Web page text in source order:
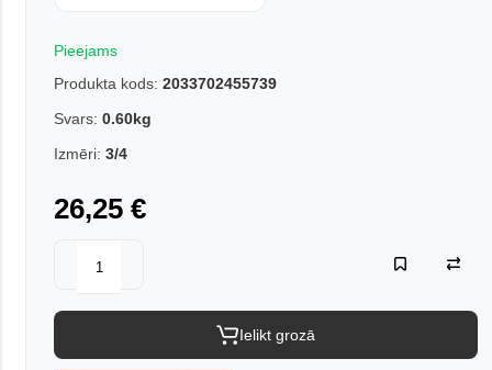
Pieejams
Produkta kods: 2033702455739
Svars: 0.60kg
Izmēri: 3/4
26,25 €
Ielikt grozā